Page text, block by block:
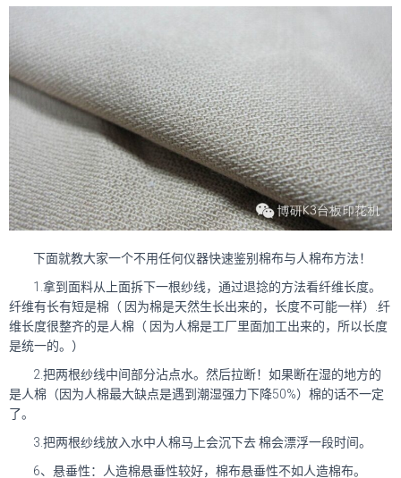
下面就教大家一个不用任何仪器快速鉴别棉布与人棉布方法！
1.拿到面料从上面拆下一根纱线，通过退捻的方法看纤维长度。
纤维有长有短是棉（ 因为棉是天然生长出来的，长度不可能一样）.纤
维长度很整齐的是人棉（ 因为人棉是工厂里面加工出来的，所以长度
是统一的。）
2.把两根纱线中间部分沾点水。然后拉断！如果断在湿的地方的
是人棉（因为人棉最大缺点是遇到潮湿强力下降50%）棉的话不一定
了。
3.把两根纱线放入水中人棉马上会沉下去 棉会漂浮一段时间。
6、悬垂性：人造棉悬垂性较好，棉布悬垂性不如人造棉布。